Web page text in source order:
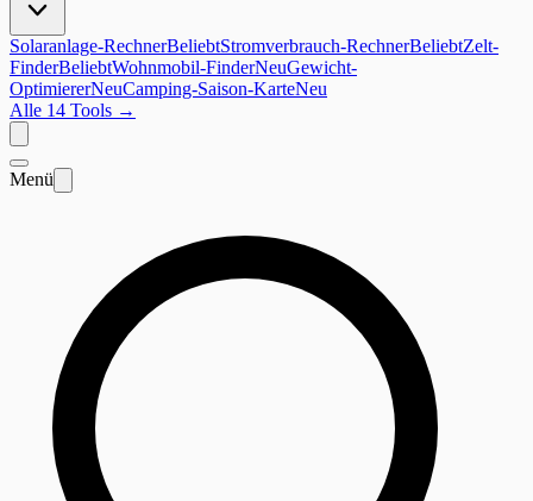
Solaranlage-RechnerBeliebtStromverbrauch-RechnerBeliebtZelt-
FinderBeliebtWohnmobil-FinderNeuGewicht-
OptimiererNeuCamping-Saison-KarteNeu
Alle 14 Tools →
Menü